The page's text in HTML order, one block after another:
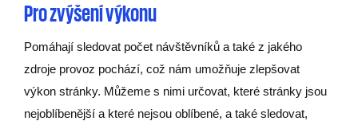
Pro zvýšení výkonu
Pomáhají sledovat počet návštěvníků a také z jakého
zdroje provoz pochází, což nám umožňuje zlepšovat
výkon stránky. Můžeme s nimi určovat, které stránky jsou
nejoblíbenější a které nejsou oblíbené, a také sledovat,